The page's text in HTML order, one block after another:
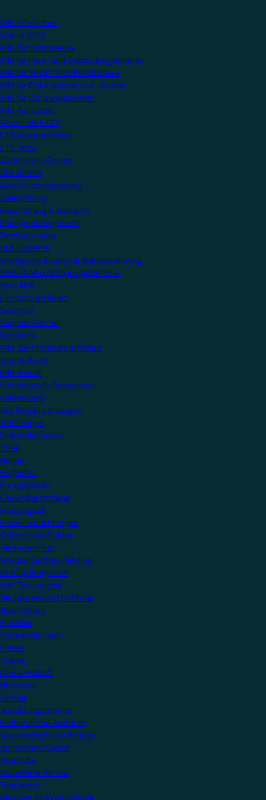
KNX Erforschen
Was ist KNX?
KNX für Installateure
KNX für Haus- und Gebäudeeigentümer
KNX für Smart Tech Installateure
KNX für Elektroplaner und -berater
KNX für Schulungszentren
KNX-Software
Was ist die ETS?
ETS herunterladen
ETS Apps
Zertifizierte Geräte
Alle Geräte
Audio/Videosteuerung
Beleuchtung
Beschattung & Jalousien
Energiemanagement
Fernbedienung
HLK-Systeme
Intelligente Szenen & Automatisierung
Sicherheit und Zugangskontrolle
Mein KNX
Ein Konto erstellen
Geschäft
Support-Center
Fachleute
KNX-Zertifizierung erhalten
Online-Kurse
KNX Virtuell
Professionelle Ressourcen
Referenzen
Alle Projekte anzeigen
Wohnungen
Einfamilienhäuser
Villen
Hotels
Flughäfen
Bürogebäude
Gesundheitspflege
Pädagogisch
Freizeiteinrichtungen
Öffentliches Sektor
Hersteller-Hub
Werden Sie KNX-Mitglied
Startup Programm
KNX Technologie
Neuigkeiten und Einblicke
Nachrichten
Einblicke
Veranstaltungen
Presse
Videos
Gemeinschaft
Hersteller
Partner
Ausbildungszentren
Freiberufliche Ausbilder
Wissenschaftliche Partner
Nationale Gruppen
Userclubs
Assoziierte Partner
Testlabore
NextGen Bildungsinstitute